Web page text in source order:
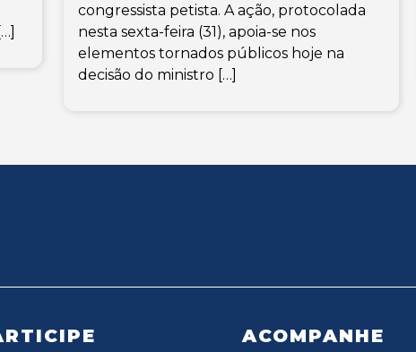
congressista petista. A ação, protocolada
nesta sexta-feira (31), apoia-se nos
elementos tornados públicos hoje na
decisão do ministro […]
ACOMPANHE